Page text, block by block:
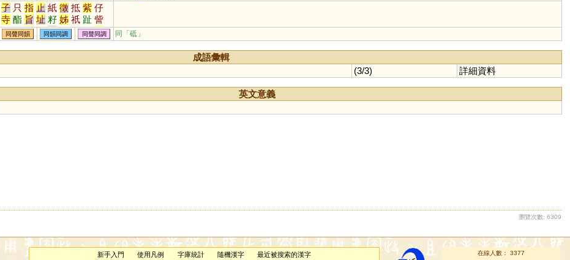
子 只 指 止 紙 徵 抵 紫 仔
寺 酯 旨 址 籽 姊 祇 趾 訾
軹 梓 祗 咫 祉 芷 滓 砥 秭
沚 耔 茞 茈 坁 黹 秖 扺 芓
泲 呰 恉 胏 疻 笫 訿 畤 阯
坻 鮨 栺 汦 淽 吇 杍 矷 藢
釨 枳 衹
同聲同韻 同韻同調 同聲同調 同「砥 」
成語彙輯
(3/3) 詳細資料
英文意義
瀏覽次數: 6309
新手入門 使用凡例 字庫統計 隨機漢字 最近被搜索的漢字
在線人數： 3377